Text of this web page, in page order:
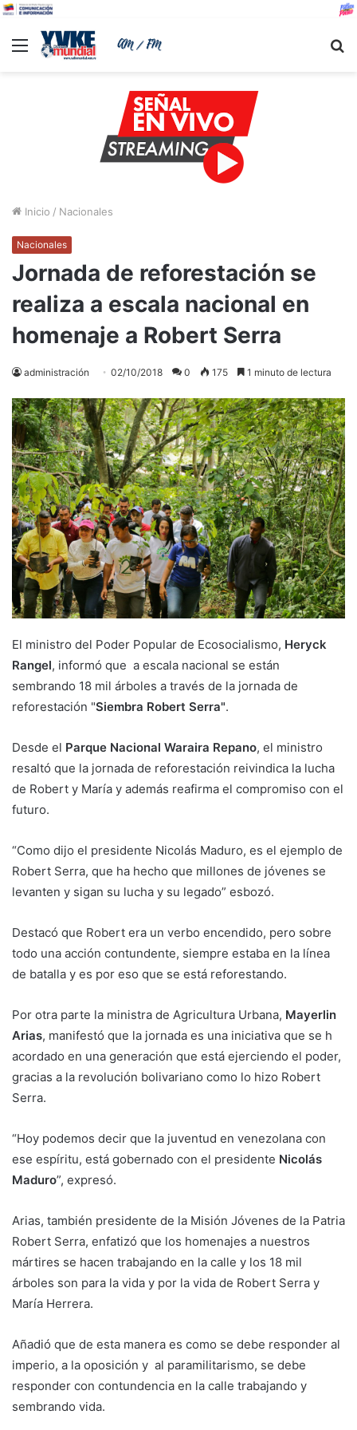
Menu
Inicio / Nacionales
Nacionales
Jornada de reforestación se
realiza a escala nacional en
homenaje a Robert Serra
administración 02/10/2018 0 175 1 minuto de lectura
El ministro del Poder Popular de Ecosocialismo, Heryck
Rangel, informó que a escala nacional se están
sembrando 18 mil árboles a través de la jornada de
reforestación "Siembra Robert Serra".
Desde el Parque Nacional Waraira Repano, el ministro
resaltó que la jornada de reforestación reivindica la lucha
de Robert y María y además reafirma el compromiso con el
futuro.
“Como dijo el presidente Nicolás Maduro, es el ejemplo de
Robert Serra, que ha hecho que millones de jóvenes se
levanten y sigan su lucha y su legado” esbozó.
Destacó que Robert era un verbo encendido, pero sobre
todo una acción contundente, siempre estaba en la línea
de batalla y es por eso que se está reforestando.
Por otra parte la ministra de Agricultura Urbana, Mayerlin
Arias, manifestó que la jornada es una iniciativa que se h
acordado en una generación que está ejerciendo el poder,
gracias a la revolución bolivariano como lo hizo Robert
Serra.
“Hoy podemos decir que la juventud en venezolana con
ese espíritu, está gobernado con el presidente Nicolás
Maduro”, expresó.
Arias, también presidente de la Misión Jóvenes de la Patria
Robert Serra, enfatizó que los homenajes a nuestros
mártires se hacen trabajando en la calle y los 18 mil
árboles son para la vida y por la vida de Robert Serra y
María Herrera.
Añadió que de esta manera es como se debe responder al
imperio, a la oposición y al paramilitarismo, se debe
responder con contundencia en la calle trabajando y
sembrando vida.